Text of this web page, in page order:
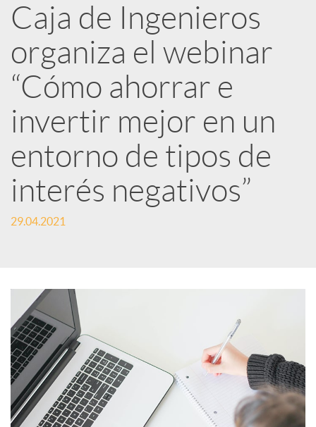
e
d
e
s
S
c
i
a
Caja de Ingenieros
organiza el webinar
“Cómo ahorrar e
invertir mejor en un
entorno de tipos de
interés negativos”
29.04.2021